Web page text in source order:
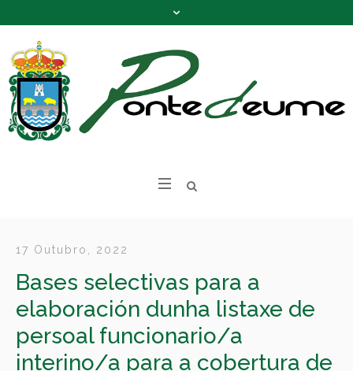
17 Outubro, 2022
Bases selectivas para a
elaboración dunha listaxe de
persoal funcionario/a
interino/a para a cobertura de